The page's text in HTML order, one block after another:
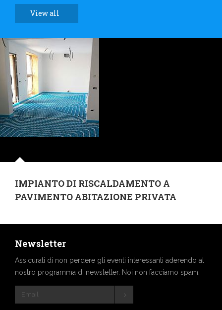
View all
IMPIANTO DI RISCALDAMENTO A
PAVIMENTO ABITAZIONE PRIVATA
Newsletter
Assicurati di non perdere gli eventi interessanti aderendo al
nostro programma di newsletter. Noi non facciamo spam.